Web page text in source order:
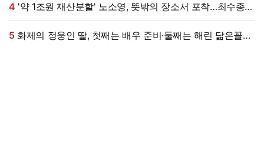
4
옆에서 '활짝'
5화제의 정웅인 딸, 첫째는 배우 준비·둘째는 해린 닮은꼴…